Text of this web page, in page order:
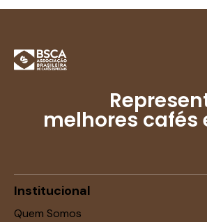
melhores cafés
Institucional
Quem Somos